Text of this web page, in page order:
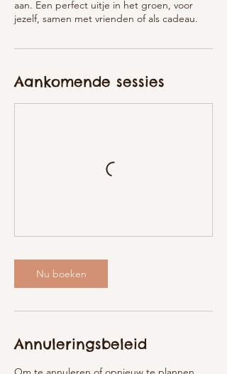
aan. Een perfect uitje in het groen, voor
jezelf, samen met vrienden of als cadeau.
Aankomende sessies
Nu boeken
Annuleringsbeleid